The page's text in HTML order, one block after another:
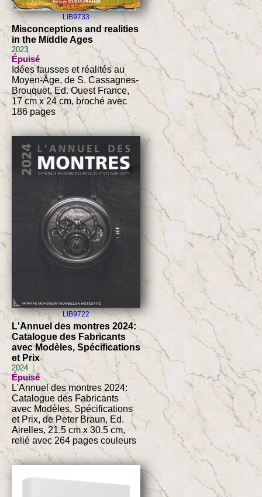
LIB9733
Misconceptions and realities
in the Middle Ages
2023
Épuisé
Idées fausses et réalités au
Moyen-Âge, de S. Cassagnes-
Brouquet, Ed. Ouest France,
17 cm x 24 cm, broché avec
186 pages
LIB9722
L'Annuel des montres 2024:
Catalogue des Fabricants
avec Modèles, Spécifications
et Prix
2024
Épuisé
L'Annuel des montres 2024:
Catalogue des Fabricants
avec Modèles, Spécifications
et Prix, de Peter Braun, Ed.
Airelles, 21.5 cm x 30.5 cm,
relié avec 264 pages couleurs